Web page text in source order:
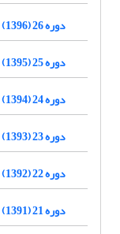
دوره 26 (1396)
دوره 25 (1395)
دوره 24 (1394)
دوره 23 (1393)
دوره 22 (1392)
دوره 21 (1391)